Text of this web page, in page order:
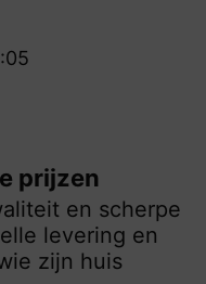
prijzen
en scherpe
levering en
zijn huis